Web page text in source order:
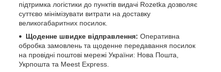
підтримка логістики до пунктів видачі Rozetka дозволяє
суттєво мінімізувати витрати на доставку
великогабаритних посилок.
Щоденне швидке відправлення: Оперативна
обробка замовлень та щоденне передавання посилок
на провідні поштові мережі України: Нова Пошта,
Укрпошта та Meest Express.